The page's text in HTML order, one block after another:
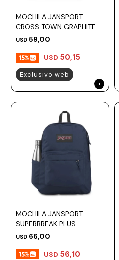
MOCHILA JANSPORT
CROSS TOWN GRAPHITE
GREY
USD 59,00
USD 50,15
Exclusivo web
MOCHILA JANSPORT
SUPERBREAK PLUS
USD 66,00
USD 56,10